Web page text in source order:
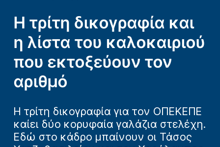
Η τρίτη δικογραφία και
η λίστα του καλοκαιριού
που εκτοξεύουν τον
αριθμό
Η τρίτη δικογραφία για τον ΟΠΕΚΕΠΕ
καίει δύο κορυφαία γαλάζια στελέχη.
Εδώ στο κάδρο μπαίνουν οι Τάσος